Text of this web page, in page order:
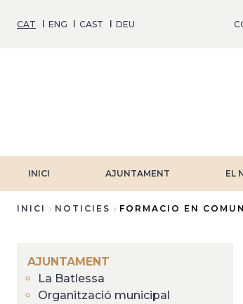
CAT ENG CAST DEU
INICI AJUNTAMENT EL
d'Ariadna
INICI NOTICIES FORMACIO EN
AJUNTAMENT
La Batlessa
Organització municipal